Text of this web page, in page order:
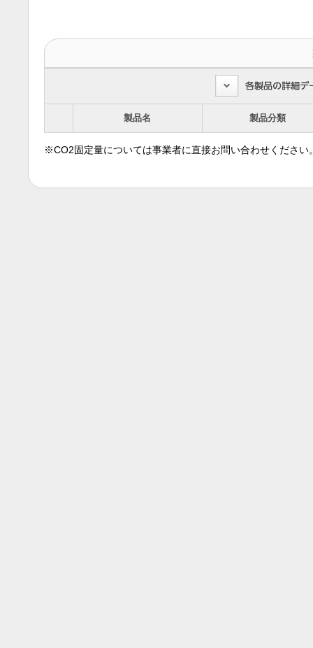
製品名 製品分類
※CO2固定量については事業者に直接お問い合わせください